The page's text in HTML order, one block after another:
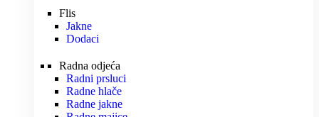
Flis
Jakne
Dodaci
Radna odjeća
Radni prsluci
Radne hlače
Radne jakne